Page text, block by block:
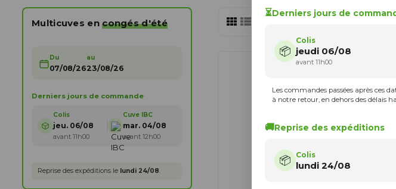
Multicuves encongés d'été
Du
07/08/26
au
23/08/26
Derniers jours de commande
Colis
jeu. 06/08
avant 11h00
Cuve IBC
mar. 04/08
avant 12h00
Reprise des expéditions le lundi 24/08.
⏳Derniers jours de
📦
Colis
jeudi 06/08
avant 11h00
Les commandes passées après ces
à notre retour, en dehors des délais
🚚Reprise des expéditions
📦 Colis
lundi 24/08